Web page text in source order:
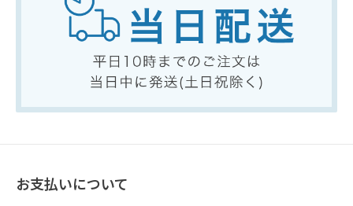
お支払いについて